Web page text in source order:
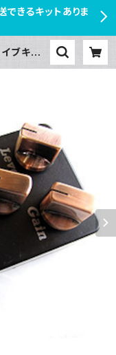
きるキットありま
キット